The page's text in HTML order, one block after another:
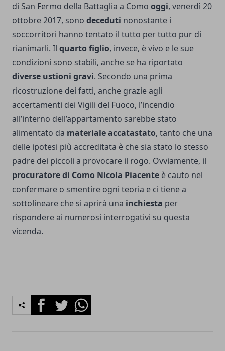
di San Fermo della Battaglia a Como oggi, venerdì 20
ottobre 2017, sono deceduti nonostante i
soccorritori hanno tentato il tutto per tutto pur di
rianimarli. Il quarto figlio, invece, è vivo e le sue
condizioni sono stabili, anche se ha riportato
diverse ustioni gravi. Secondo una prima
ricostruzione dei fatti, anche grazie agli
accertamenti dei Vigili del Fuoco, l’incendio
all’interno dell’appartamento sarebbe stato
alimentato da materiale accatastato, tanto che una
delle ipotesi più accreditata è che sia stato lo stesso
padre dei piccoli a provocare il rogo. Ovviamente, il
procuratore di Como Nicola Piacente è cauto nel
confermare o smentire ogni teoria e ci tiene a
sottolineare che si aprirà una inchiesta per
rispondere ai numerosi interrogativi su questa
vicenda.
FacebookTwitterWhatsapp